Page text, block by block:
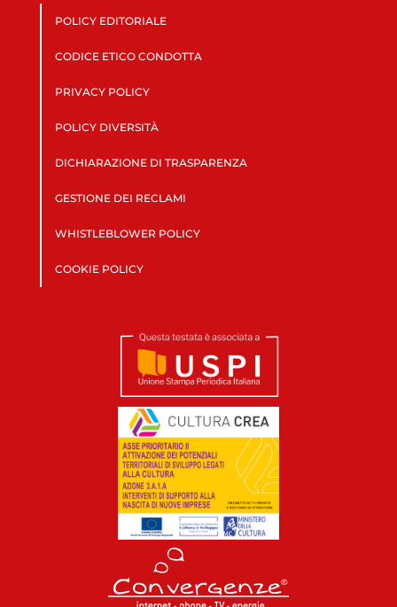
POLICY EDITORIALE
CODICE ETICO CONDOTTA
PRIVACY POLICY
POLICY DIVERSITÀ
DICHIARAZIONE DI TRASPARENZA
GESTIONE DEI RECLAMI
WHISTLEBLOWER POLICY
COOKIE POLICY